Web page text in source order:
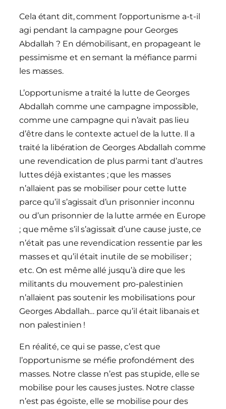
Cela étant dit, comment l’opportunisme a-t-il
agi pendant la campagne pour Georges
Abdallah ? En démobilisant, en propageant le
pessimisme et en semant la méfiance parmi
les masses.
L’opportunisme a traité la lutte de Georges
Abdallah comme une campagne impossible,
comme une campagne qui n’avait pas lieu
d’être dans le contexte actuel de la lutte. Il a
traité la libération de Georges Abdallah comme
une revendication de plus parmi tant d’autres
luttes déjà existantes ; que les masses
n’allaient pas se mobiliser pour cette lutte
parce qu’il s’agissait d’un prisonnier inconnu
ou d’un prisonnier de la lutte armée en Europe
; que même s’il s’agissait d’une cause juste, ce
n’était pas une revendication ressentie par les
masses et qu’il était inutile de se mobiliser ;
etc. On est même allé jusqu’à dire que les
militants du mouvement pro-palestinien
n’allaient pas soutenir les mobilisations pour
Georges Abdallah… parce qu’il était libanais et
non palestinien !
En réalité, ce qui se passe, c’est que
l’opportunisme se méfie profondément des
masses. Notre classe n’est pas stupide, elle se
mobilise pour les causes justes. Notre classe
n’est pas égoïste, elle se mobilise pour des